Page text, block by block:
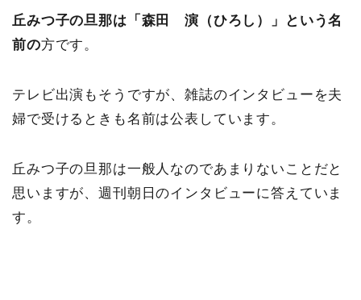
丘みつ子の旦那は「森田 演（ひろし）」という名
前の方です。
テレビ出演もそうですが、雑誌のインタビューを夫
婦で受けるときも名前は公表しています。
丘みつ子の旦那は一般人なのであまりないことだと
思いますが、週刊朝日のインタビューに答えていま
す。